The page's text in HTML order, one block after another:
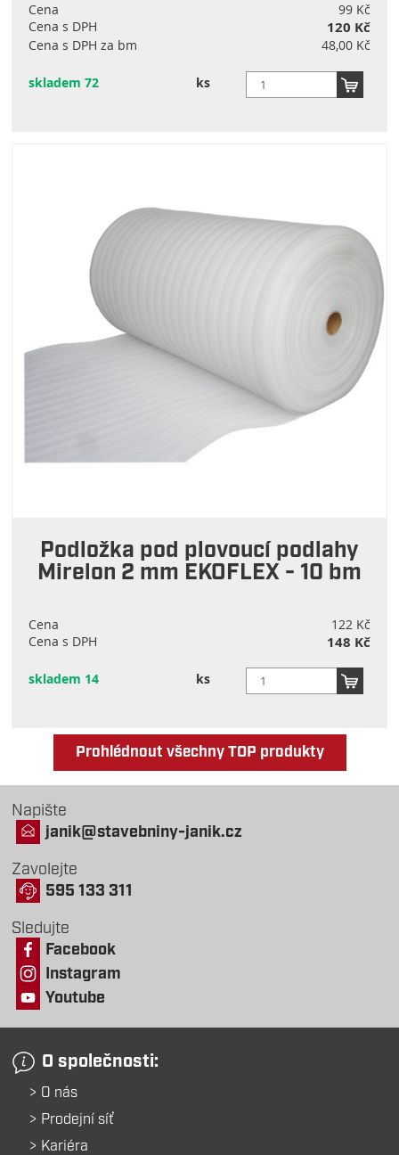
Cena
99 Kč
Cena s DPH
120 Kč
Cena s DPH za bm 48,00 Kč
skladem 72 ks
Podložka pod plovoucí podlahy
Mirelon 2 mm EKOFLEX - 10 bm
Cena
122 Kč
Cena s DPH
148 Kč
skladem 14 ks
Prohlédnout všechny TOP produkty
Napište
janik@stavebniny-janik.cz
Zavolejte
595 133 311
Sledujte
Facebook
Instagram
Youtube
O společnosti:
O nás
Prodejní síť
Kariéra